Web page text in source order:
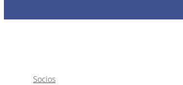
Socios